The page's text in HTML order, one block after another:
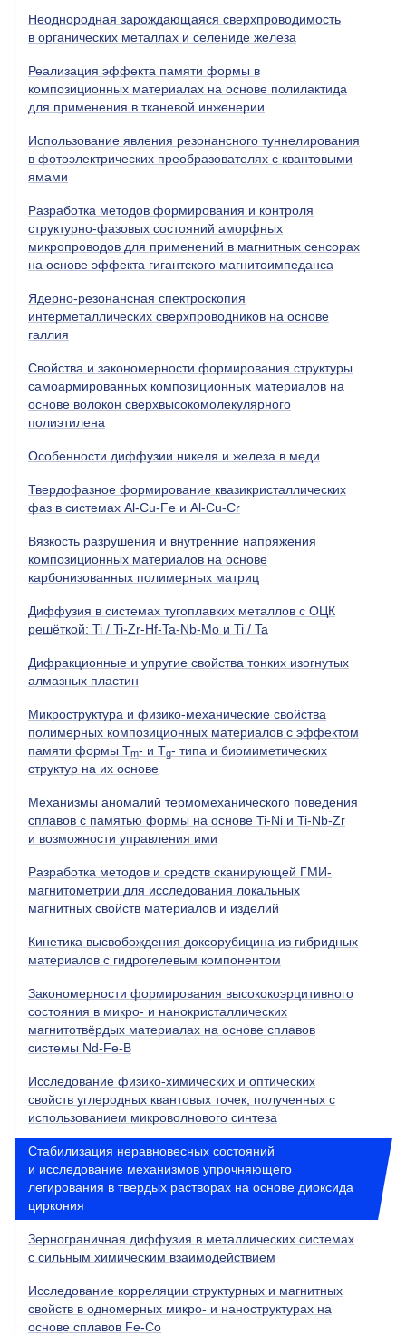
Неоднородная зарождающаяся сверхпроводимость
в органических металлах и селениде железа
Реализация эффекта памяти формы в
композиционных материалах на основе полилактида
для применения в тканевой инженерии
Использование явления резонансного туннелирования
в фотоэлектрических преобразователях с квантовыми
ямами
Разработка методов формирования и контроля
структурно-фазовых состояний аморфных
микропроводов для применений в магнитных сенсорах
на основе эффекта гигантского магнитоимпеданса
Ядерно-резонансная спектроскопия
интерметаллических сверхпроводников на основе
галлия
Свойства и закономерности формирования структуры
самоармированных композиционных материалов на
основе волокон сверхвысокомолекулярного
полиэтилена
Особенности диффузии никеля и железа в меди
Твердофазное формирование квазикристаллических
фаз в системах Al-Cu-Fe и Al-Cu-Cr
Вязкость разрушения и внутренние напряжения
композиционных материалов на основе
карбонизованных полимерных матриц
Диффузия в системах тугоплавких металлов с ОЦК
решёткой: Ti / Ti-Zr-Hf-Ta-Nb-Mo и Ti / Ta
Дифракционные и упругие свойства тонких изогнутых
алмазных пластин
Микроструктура и физико-механические свойства
полимерных композиционных материалов с эффектом
памяти формы Tm- и Tg- типа и биомиметических
структур на их основе
Механизмы аномалий термомеханического поведения
сплавов с памятью формы на основе Ti-Ni и Ti-Nb-Zr
и возможности управления ими
Разработка методов и средств сканирующей ГМИ-
магнитометрии для исследования локальных
магнитных свойств материалов и изделий
Кинетика высвобождения доксорубицина из гибридных
материалов с гидрогелевым компонентом
Закономерности формирования высококоэрцитивного
состояния в микро- и нанокристаллических
магнитотвёрдых материалах на основе сплавов
системы Nd-Fe-B
Исследование физико-химических и оптических
свойств углеродных квантовых точек, полученных с
использованием микроволнового синтеза
Стабилизация неравновесных состояний
и исследование механизмов упрочняющего
легирования в твердых растворах на основе диоксида
циркония
Зернограничная диффузия в металлических системах
с сильным химическим взаимодействием
Исследование корреляции структурных и магнитных
свойств в одномерных микро- и наноструктурах на
основе сплавов Fe-Co